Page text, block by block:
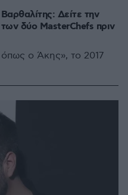
Δείτε την
δύο MasterChefs πριν
ο Άκης», το 2017